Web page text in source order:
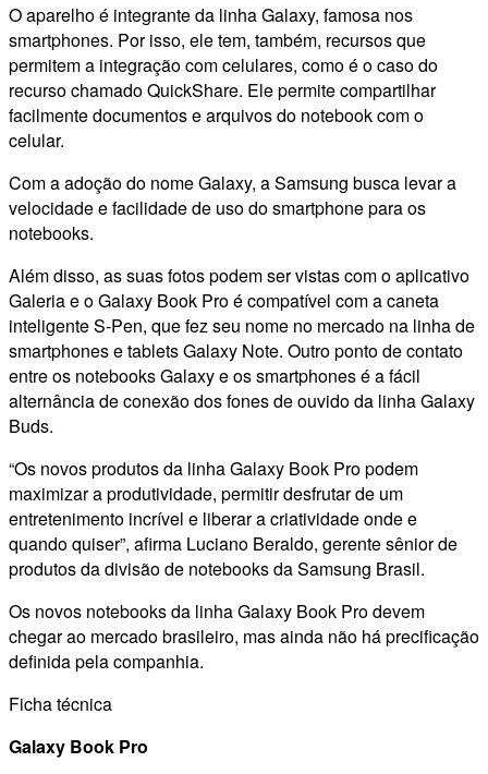
O aparelho é integrante da linha Galaxy, famosa nos
smartphones. Por isso, ele tem, também, recursos que
permitem a integração com celulares, como é o caso do
recurso chamado QuickShare. Ele permite compartilhar
facilmente documentos e arquivos do notebook com o
celular.
Com a adoção do nome Galaxy, a Samsung busca levar a
velocidade e facilidade de uso do smartphone para os
notebooks.
Além disso, as suas fotos podem ser vistas com o aplicativo
Galeria e o Galaxy Book Pro é compatível com a caneta
inteligente S-Pen, que fez seu nome no mercado na linha de
smartphones e tablets Galaxy Note. Outro ponto de contato
entre os notebooks Galaxy e os smartphones é a fácil
alternância de conexão dos fones de ouvido da linha Galaxy
Buds.
“Os novos produtos da linha Galaxy Book Pro podem
maximizar a produtividade, permitir desfrutar de um
entretenimento incrível e liberar a criatividade onde e
quando quiser”, afirma Luciano Beraldo, gerente sênior de
produtos da divisão de notebooks da Samsung Brasil.
Os novos notebooks da linha Galaxy Book Pro devem
chegar ao mercado brasileiro, mas ainda não há precificação
definida pela companhia.
Ficha técnica
Galaxy Book Pro